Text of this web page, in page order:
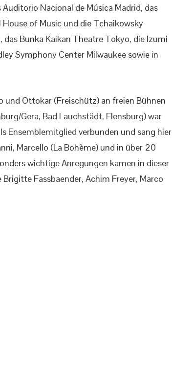
Nacional de Música Madrid, das
House of Music und die Tchaikowsky
Bunka Kaikan Theatre Tokyo, die Izumi
Symphony Center Milwaukee sowie in
und Ottokar (Freischütz) an freien Bühnen
Gera, Bad Lauchstädt, Flensburg) war
Ensemblemitglied verbunden und sang hier
Marcello (La Bohème) und in über 20
wichtige Anregungen kamen in dieser
Fassbaender, Achim Freyer, Marco